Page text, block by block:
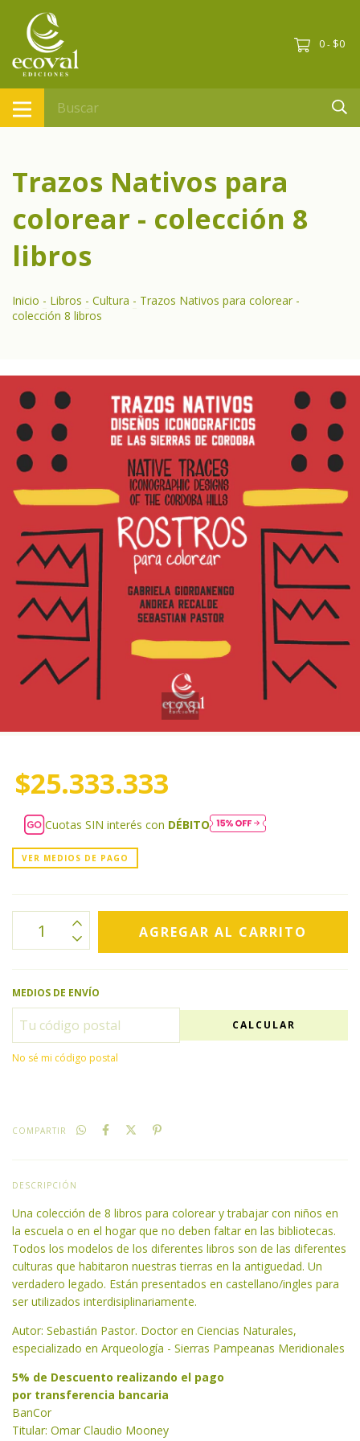
0 - $0
Trazos Nativos para
colorear - colección 8
libros
Inicio - Libros - Cultura - Trazos Nativos para colorear -
colección 8 libros
1/8
$25.333.333
Cuotas SIN interés con DÉBITO
VER MEDIOS DE PAGO
MEDIOS DE ENVÍO
CALCULAR
No sé mi código postal
COMPARTIR
DESCRIPCIÓN
Una colección de 8 libros para colorear y trabajar con niños en
la escuela o en el hogar que no deben faltar en las bibliotecas.
Todos los modelos de los diferentes libros son de las diferentes
culturas que habitaron nuestras tierras en la antiguedad. Un
verdadero legado. Están presentados en castellano/ingles para
ser utilizados interdisiplinariamente.
Autor: Sebastián Pastor. Doctor en Ciencias Naturales,
especializado en Arqueología - Sierras Pampeanas Meridionales
5% de Descuento realizando el pago
por transferencia bancaria
BanCor
Titular: Omar Claudio Mooney